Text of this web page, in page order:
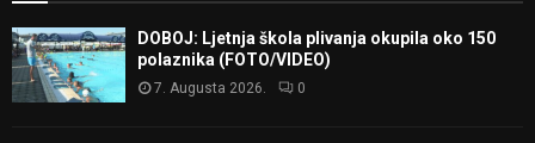
DOBOJ: Ljetnja škola plivanja okupila oko 150
polaznika (FOTO/VIDEO)
7. Augusta 2026. 0